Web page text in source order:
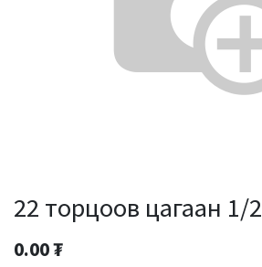
22 торцоов цагаан 1/2
0.00₮